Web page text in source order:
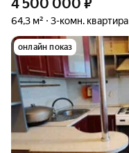
4 500 000 ₽
64,3 м² 3-комн. квартира
онлайн показ